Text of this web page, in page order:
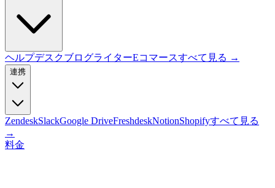
ヘルプデスクブログライターEコマースすべて見る →
連携
ZendeskSlackGoogle DriveFreshdeskNotionShopifyすべて見る
→
料金